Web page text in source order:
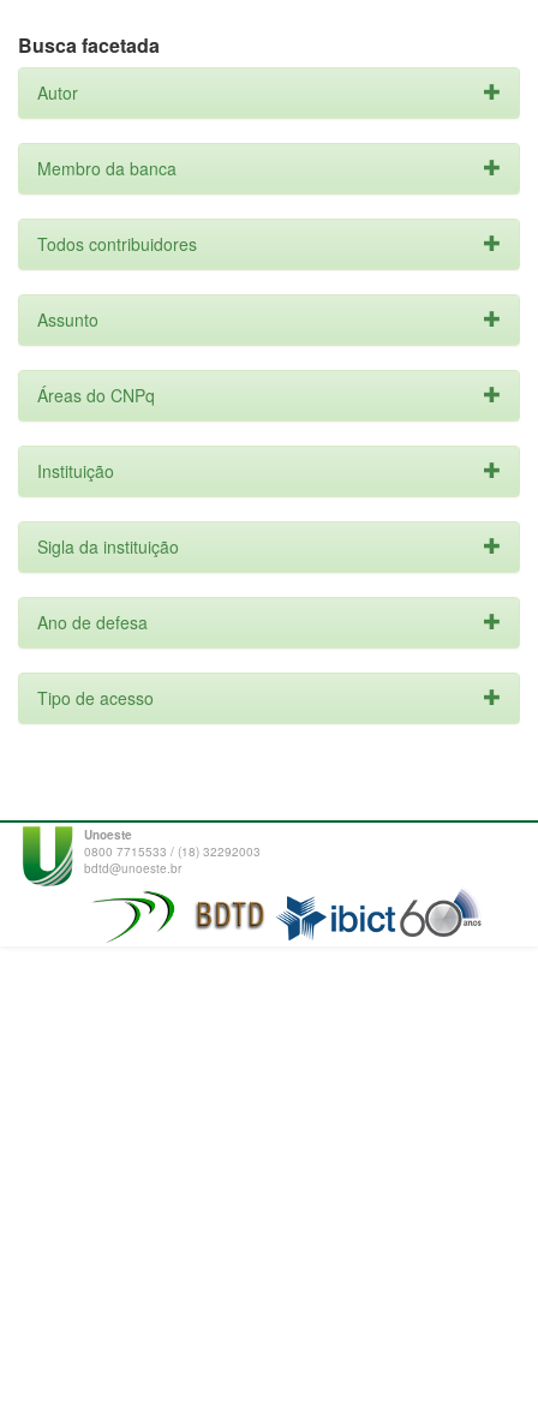
Busca facetada
Autor
Membro da banca
Todos contribuidores
Assunto
Áreas do CNPq
Instituição
Sigla da instituição
Ano de defesa
Tipo de acesso
Unoeste
0800 7715533 / (18) 32292003
bdtd@unoeste.br